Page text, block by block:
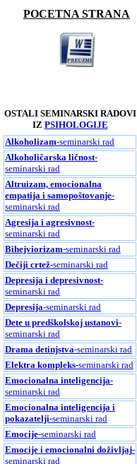
POCETNA STRANA
OSTALI SEMINARSKI RADOVI
IZ PSIHOLOGIJE
Alkoholizam-seminarski rad
Alkoholičarska ličnost-
seminarski rad
Altruizam, emocionalna
empatija i samopoštovanje-
seminarski rad
Agresija i agresivnost-
seminarski rad
Bihejviorizam-seminarski rad
Dečiji crtež-seminarski rad
Depresija i depresivnost-
seminarski rad
Depresija-seminarski rad
Dete u predškolskoj ustanovi-
seminarski rad
Drama detinjstva-seminarski rad
Elektra kompleks-seminarski rad
Emocionalna inteligencija-
seminarski rad
Emocionalna inteligencija i
pokazatelji-seminarski rad
Emocije-seminarski rad
Emocije i emocionalni doživljaj-
seminarski rad